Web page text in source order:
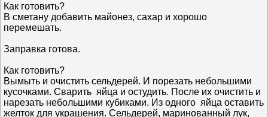
Как готовить?
В сметану добавить майонез, сахар и хорошо
перемешать.
Заправка готова.
Как готовить?
Вымыть и очистить сельдерей. И порезать небольшими
кусочками. Сварить яйца и остудить. После их очистить и
нарезать небольшими кубиками. Из одного яйца оставить
желток для украшения. Сельдерей, маринованный лук,